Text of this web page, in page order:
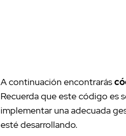
A continuación encontrarás
Recuerda que este código es
implementar una adecuada
esté desarrollando.